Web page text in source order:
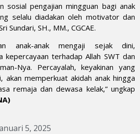
sosial pengajian mingguan bagi anak
selalu diadakan oleh motivator dan
Sundari, SH., MM., CGCAE.
anak-anak mengaji sejak dini,
kepercayaan terhadap Allah SWT dan
Nya. Percayalah, keyakinan yang
akan memperkuat akidah anak hingga
remaja dan dewasa kelak,” ungkap
5, 2025